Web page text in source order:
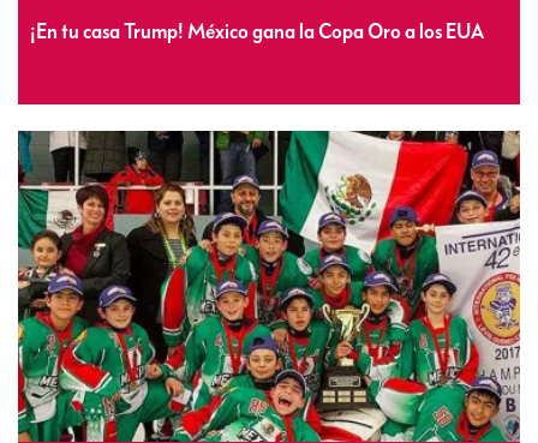
¡En tu casa Trump! México gana la Copa Oro a los EUA